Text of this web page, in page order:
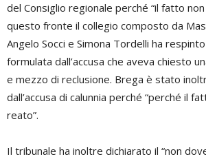
del Consiglio regionale perché “il fatto non
questo fronte il collegio composto da
Angelo Socci e Simona Tordelli ha
formulata dall’accusa che aveva chiesto
e mezzo di reclusione. Brega è stato
dall’accusa di calunnia perché “perché il
reato”.
Il tribunale ha inoltre dichiarato il “non